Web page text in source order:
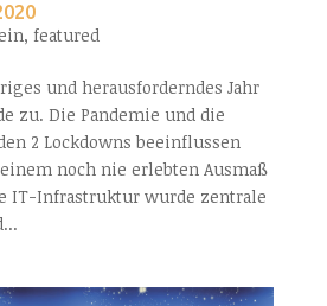
, featured
und herausforderndes Jahr
zu. Die Pandemie und die
2 Lockdowns beeinflussen
noch nie erlebten Ausmaß
IT-Infrastruktur wurde zentrale